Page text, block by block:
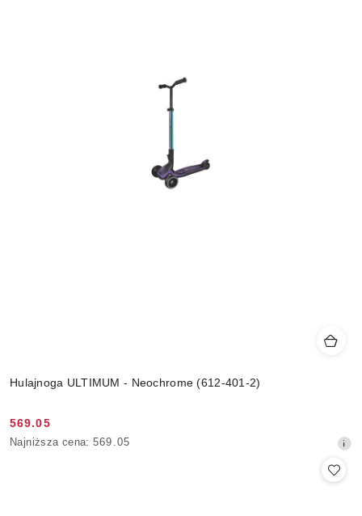
Hulajnoga ULTIMUM - Neochrome (612-401-2)
Cena
promocyjna:
569.05
Najniższa
Najniższa cena: 569.05